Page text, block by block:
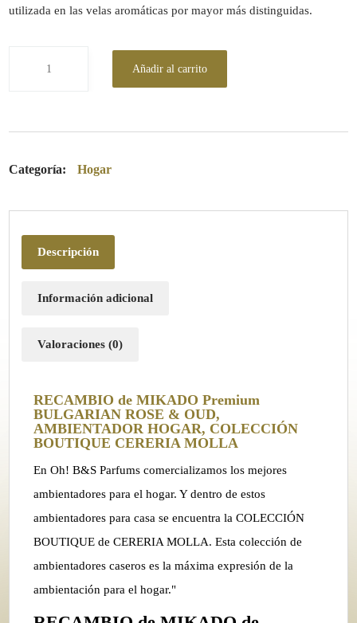
utilizada en las velas aromáticas por mayor más distinguidas.
Añadir al carrito
Categoría: Hogar
Descripción
Información adicional
Valoraciones (0)
RECAMBIO de MIKADO Premium
BULGARIAN ROSE & OUD,
AMBIENTADOR HOGAR, COLECCIÓN
BOUTIQUE CERERIA MOLLA
En Oh! B&S Parfums comercializamos los mejores
ambientadores para el hogar. Y dentro de estos
ambientadores para casa se encuentra la COLECCIÓN
BOUTIQUE de CERERIA MOLLA. Esta colección de
ambientadores caseros es la máxima expresión de la
ambientación para el hogar."